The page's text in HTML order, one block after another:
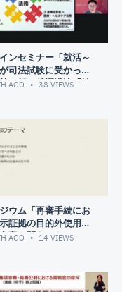
ンセミナー「就活～
司法試験に受かった
１部 基調講演「社
AGO 38 VIEWS
ウム「再審手続にお
証拠の目的外使用の
案を問う～あるべき
AGO 14 VIEWS